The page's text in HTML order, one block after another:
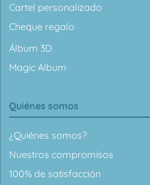
Cartel personalizado
Cheque regalo
Álbum 3D
Magic Album
Quiénes somos
¿Quiénes somos?
Nuestros compromisos
100% de satisfacción